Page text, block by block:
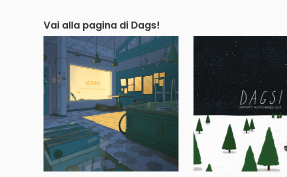
Vai alla pagina di Dags!